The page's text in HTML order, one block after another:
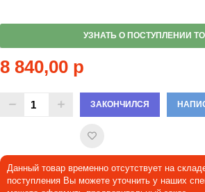
УЗНАТЬ О ПОСТУПЛЕНИИ
8 840,00 р
ЗАКОНЧИЛСЯ
Данный товар временно отсутствует на
поступления Вы можете уточнить у наших